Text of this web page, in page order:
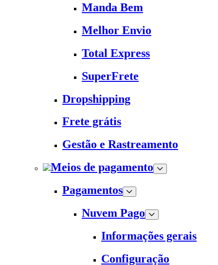
Manda Bem
Melhor Envio
Total Express
SuperFrete
Dropshipping
Frete grátis
Gestão e Rastreamento
Meios de pagamento
Pagamentos
Nuvem Pago
Informações gerais
Configuração